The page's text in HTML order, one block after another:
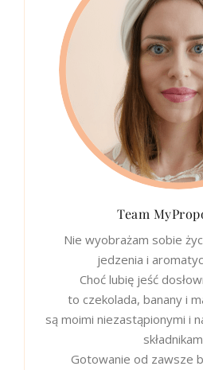
Team
Nie wyobrażam sobie
jedzenia i
Choć lubię jeść
to czekolada, banany i
są moimi niezastąpionymi i
Gotowanie od zawsze